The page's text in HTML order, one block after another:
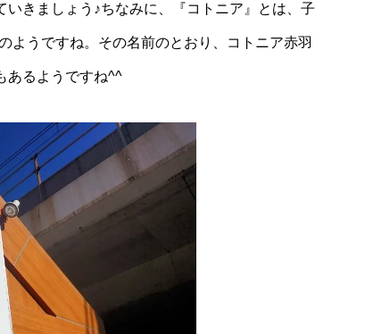
きましょう♪ちなみに、『コトニア』とは、子
ようですね。その名前のとおり、コトニア赤羽
あるようですね^^